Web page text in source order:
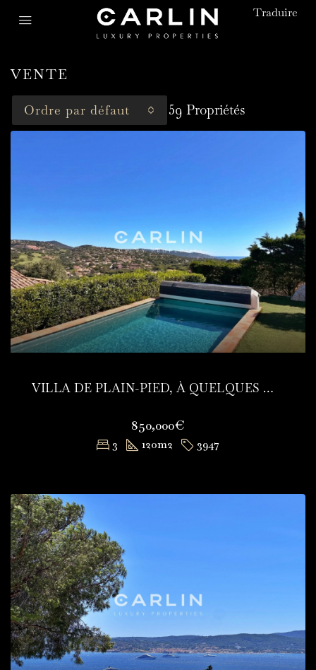
VENTE
59 Propriétés
Ordre par défaut
VILLA DE PLAIN-PIED, À QUELQUES MINUTES DU CENTRE-VILLE DE SAINTE-MAXIME
850,000€
3 120m2 3947
Traduire